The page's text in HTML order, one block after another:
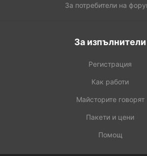
За потребители на
За изпълнители
Регистрация
Как работи
Майсторите говорят
Пакети и цени
Помощ